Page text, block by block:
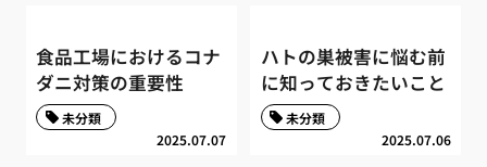
食品工場におけるコナ
ダニ対策の重要性
2025.07.07
未分類
ハトの巣被害に悩む前
に知っておきたいこと
2025.07.06
未分類